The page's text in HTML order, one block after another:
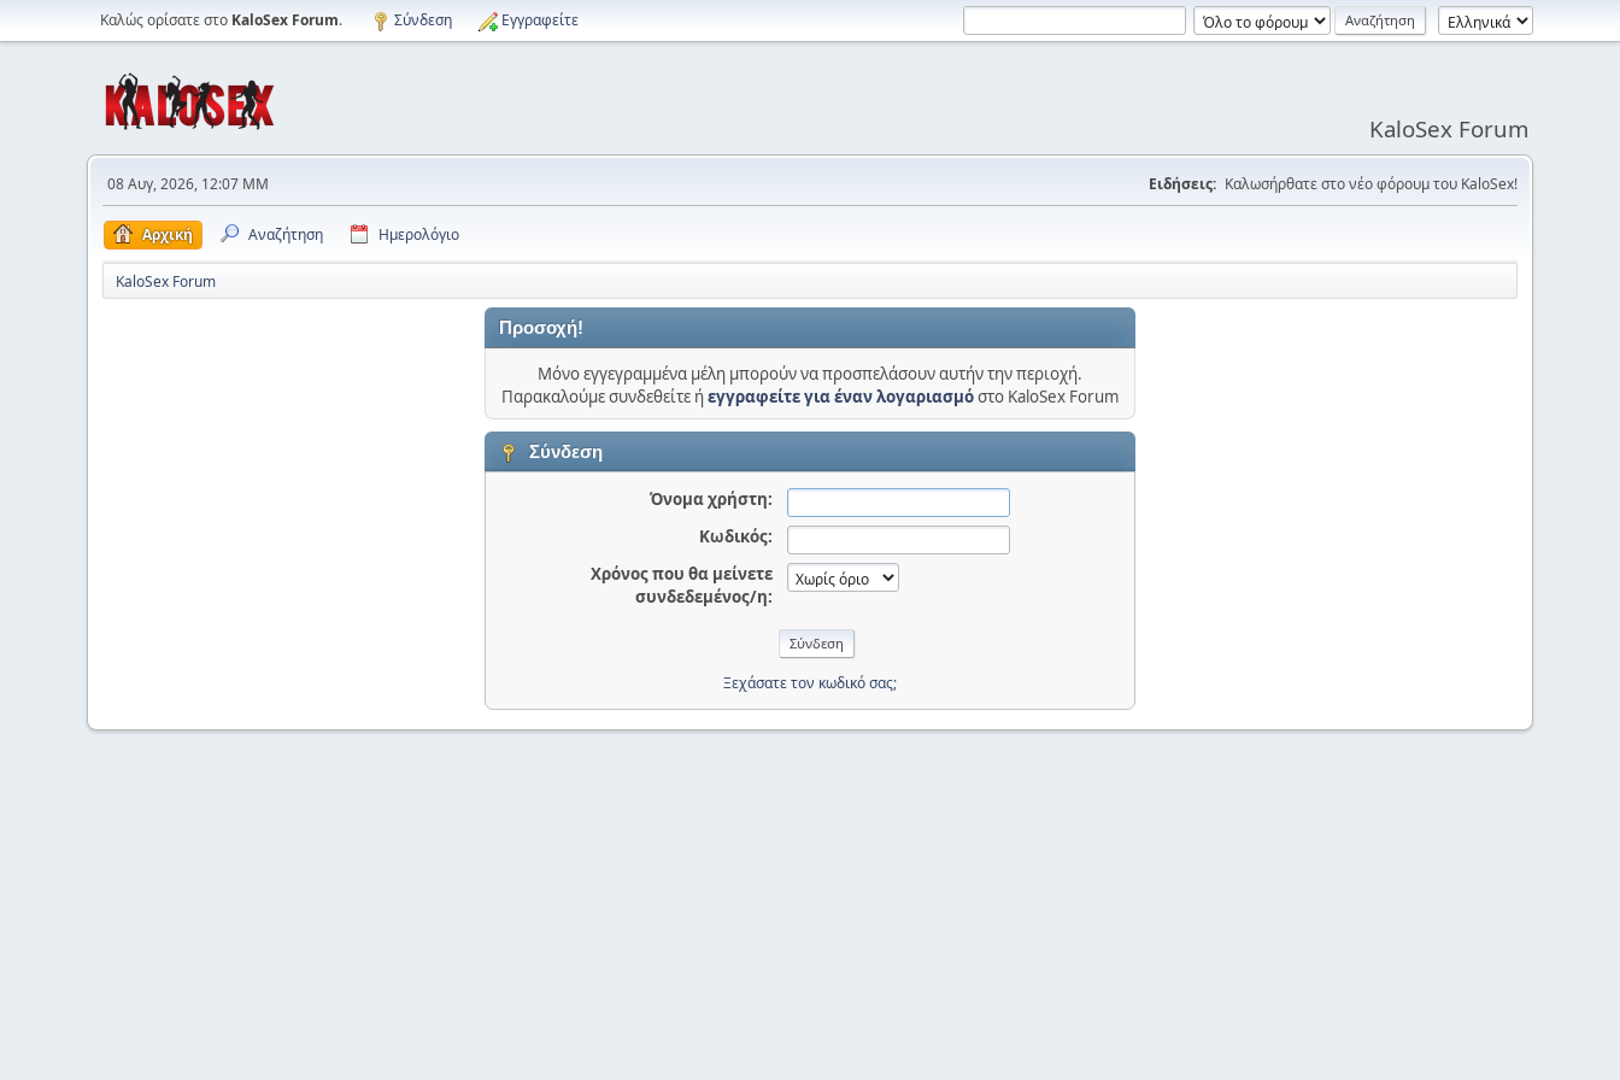
Καλώς ορίσατε στο KaloSex Forum. Σύνδεση Εγγραφείτε
KaloSex Forum
08 Αυγ, 2026, 12:07 ΜΜ Ειδήσεις: Καλωσήρθατε στο νέο φόρουμ του KaloSex!
Αρχική Αναζήτηση Ημερολόγιο
KaloSex Forum
Προσοχή!
Μόνο εγγεγραμμένα μέλη μπορούν να προσπελάσουν αυτήν την περιοχή.
Παρακαλούμε συνδεθείτε ήεγγραφείτε για έναν λογαριασμόστο KaloSex Forum
Σύνδεση
Όνομα χρήστη:
Κωδικός:
Χρόνος που θα μείνετε
συνδεδεμένος/η:
Ξεχάσατε τον κωδικό σας;